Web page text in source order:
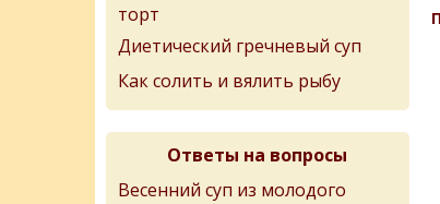
торт
Диетический гречневый суп
Как солить и вялить рыбу
Ответы на вопросы
Весенний суп из молодого